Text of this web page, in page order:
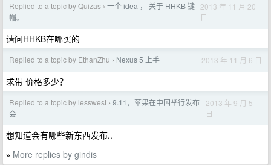
Replied to a topic by Quizas › 一个 idea ， 关于 HHKB 键
帽。
2013 年 11 月 20
日
请问HHKB在哪买的
Replied to a topic by EthanZhu › Nexus 5 上手 2013 年 11 月 6 日
求带 价格多少？
Replied to a topic by lesswest › 9.11，苹果在中国举行发布
会
2013 年 9 月 5
日
想知道会有哪些新东西发布..
» More replies by gindis